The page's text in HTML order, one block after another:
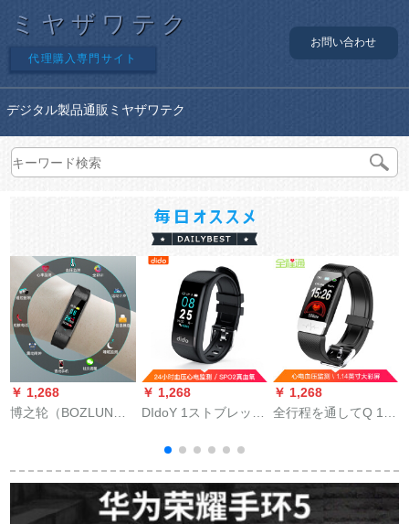
ミヤザワテク
代理購入専門サイト
お問い合わせ
デジタル製品通販ミヤザワテク
￥ 1,268
博之轮（BOZLUN）
ングリングリングハ
ーンリング男女健康
计スティッグ男女健
￥ 1,268
DIdoY 1ストブレッド
时间血压心拍数ECG
ダンベル心電健康
moni taring男性女性
腕时计汎用フューエ
￥ 1,268
全行程を通してQ 1 S
ーニタリングカーラ
ストール多機能ブロ
ックトゥルス防水運